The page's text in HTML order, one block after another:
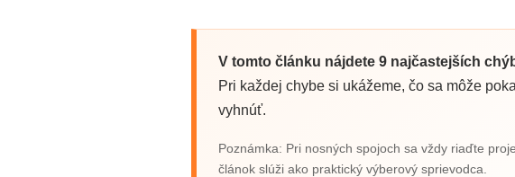
V tomto článku nájdete 9 najčastejších
Pri každej chybe si ukážeme, čo sa môže
vyhnúť.
Poznámka: Pri nosných spojoch sa vždy riaďte
článok slúži ako praktický výberový sprievodca.